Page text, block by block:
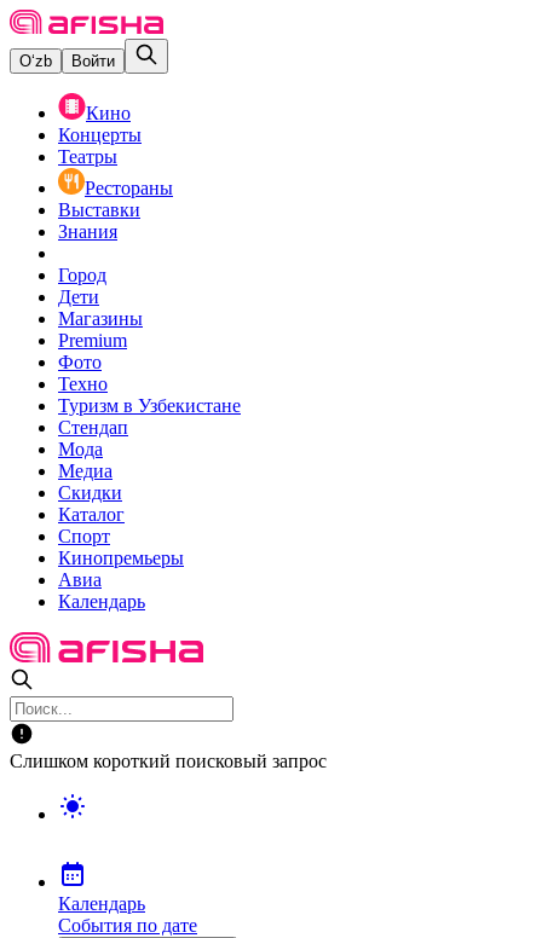
O‘zb Войти
Кино
Концерты
Театры
Рестораны
Выставки
Знания
Город
Дети
Магазины
Premium
Фото
Техно
Туризм в Узбекистане
Стендап
Мода
Медиа
Скидки
Каталог
Спорт
Кинопремьеры
Авиа
Календарь
Слишком короткий поисковый запрос
Календарь
События по дате